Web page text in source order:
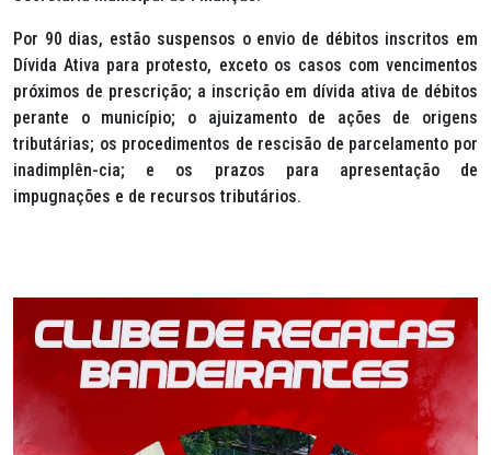
Por 90 dias, estão suspensos o envio de débitos inscritos em
Dívida Ativa para protesto, exceto os casos com vencimentos
próximos de prescrição; a inscrição em dívida ativa de débitos
perante o município; o ajuizamento de ações de origens
tributárias; os procedimentos de rescisão de parcelamento por
inadimplên-cia; e os prazos para apresentação de
impugnações e de recursos tributários.